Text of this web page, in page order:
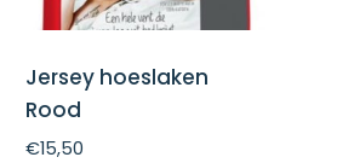
Jersey hoeslaken
Rood
€15,50